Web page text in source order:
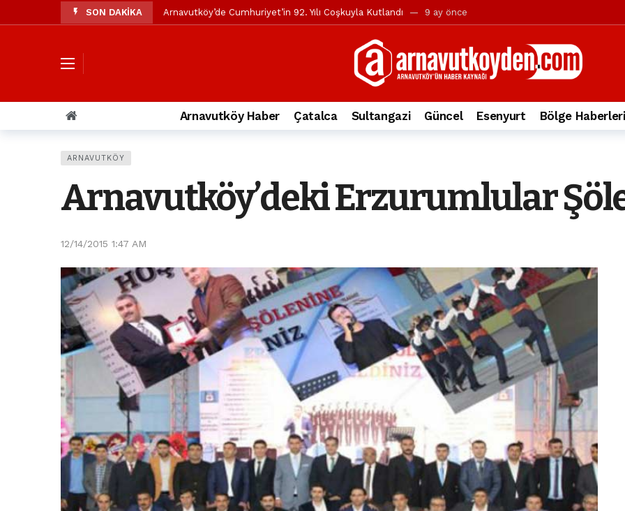
SON DAKİKA Arnavutköy’de Cumhuriyet’in 92. Yılı Coşkuyla Kutlandı 9 ay önce
Özgür Özel’den Arnavutköy Belediyesi’ne ve Mustafa Candaroğlu’na yönelik suçlamalar 10 ay önce
Arnavutköy’ün nüfusu 2024 yılında 344.868’e ulaştı 1 yıl önce
Arnavutköy Taşoluk’ta seyir halindeki otomobil alev alev yandı. 2 yıl önce
Arnavutköy İmrahor Mahallesi sakinleri protesto gösterisi düzenledi 2 yıl önce
İstanbul Havalimanı yolundaki kazada, taksideki yolcu öldü 3 yıl önce
Arnavutkoy Belediyesi’ne su baskını tepkisi 3 yıl önce
Arnavutköy Haber Çatalca Sultangazi Güncel Esenyurt Bölge Haberleri
ARNAVUTKÖY
Arnavutköy’deki Erzurumlular
12/14/2015 1:47 AM